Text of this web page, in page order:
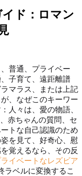
ド：ロマン
普通、プライベー
子育て、遠距離譜
マラス、または上記
、なぜこのキーワー
人々は、愛の物語、
赤ちゃんの質問、セ
トな自己認識のため
を見て、好奇心、慰
覚えるなら、その反
ライベートなレズビア
ラベルに変換するこ